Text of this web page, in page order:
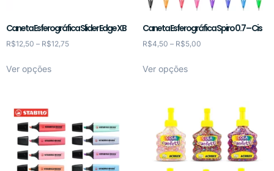
Caneta Esferográfica Slider Edge XB
R$12,50 – R$12,75
Ver opções
Caneta Esferográfica Spiro 0.7 – Cis
R$4,50 – R$5,00
Ver opções